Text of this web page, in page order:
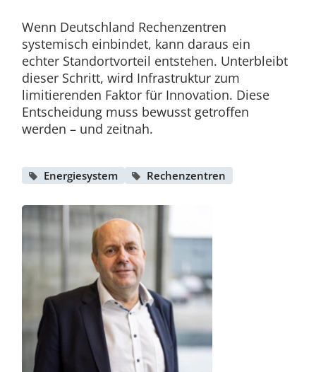
Wenn Deutschland Rechenzentren
systemisch einbindet, kann daraus ein
echter Standortvorteil entstehen. Unterbleibt
dieser Schritt, wird Infrastruktur zum
limitierenden Faktor für Innovation. Diese
Entscheidung muss bewusst getroffen
werden – und zeitnah.
Energiesystem Rechenzentren